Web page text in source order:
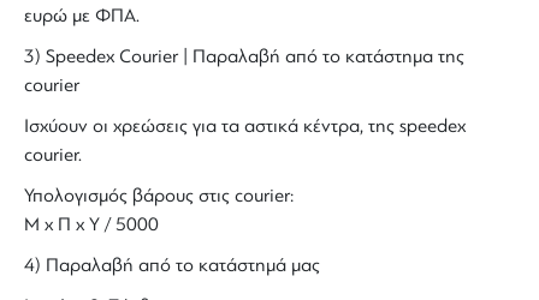
ευρώ με ΦΠΑ.
3) Speedex Courier | Παραλαβή από το κατάστημα της
courier
Ισχύουν οι χρεώσεις για τα αστικά κέντρα, της speedex
courier.
Υπολογισμός βάρους στις courier:
Μ x Π x Y / 5000
4) Παραλαβή από το κατάστημά μας